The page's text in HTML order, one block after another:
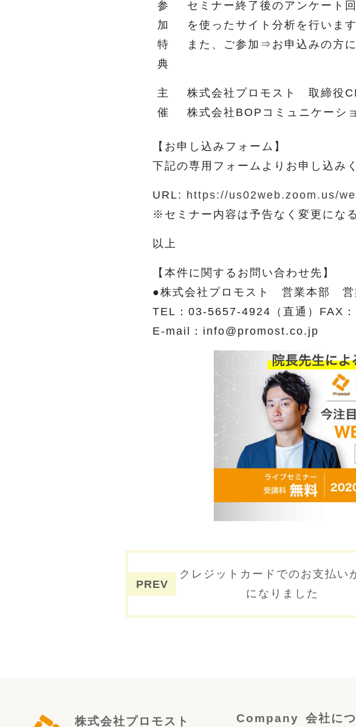
参
加
特
典
セミナー終了後のアンケート
を使ったサイト分析を行います
また、ご参加⇒お申込みの方
主
催
株式会社プロモスト 取締役
株式会社BOPコミュニケー
【お申し込みフォーム】
下記の専用フォームよりお申し込み
URL: https://us02web.zoom.us/
※セミナー内容は予告なく変更にな
以上
【本件に関するお問い合わせ先】
●株式会社プロモスト 営業本部 営
TEL：03-5657-4924（直通）FAX
E-mail：info@promost.co.jp
クレジットカードでのお支払い
になりました
株式会社プロモスト Company 会社に